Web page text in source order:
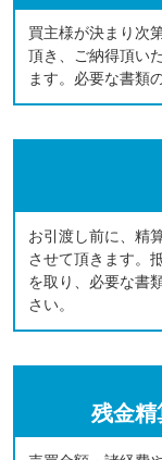
買主様が決まり次
頂き、ご納得頂い
ます。必要な書類
お引渡し前に、精
させて頂きます。
を取り、必要な書
さい。
残金精